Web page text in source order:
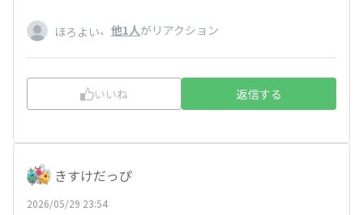
ほろよい、 他1人がリアクション
いいね 返信する
きすけだっぴ
2026/05/29 23:54